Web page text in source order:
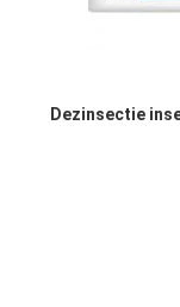
Dezinsectie